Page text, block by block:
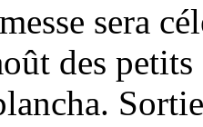
sera
des